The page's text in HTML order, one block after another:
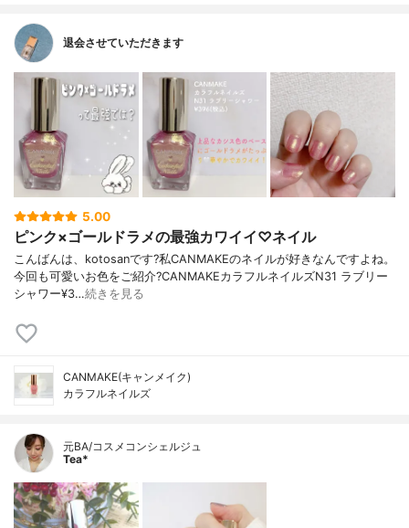
退会させていただきます
5.00
ピンク×ゴールドラメの最強カワイイ♡ネイル
こんばんは、kotosanです?私CANMAKEのネイルが好きなんですよね。
今回も可愛いお色をご紹介?CANMAKEカラフルネイルズN31 ラブリー
シャワー¥3…続きを見る
CANMAKE(キャンメイク)
カラフルネイルズ
元BA/コスメコンシェルジュ
Tea*